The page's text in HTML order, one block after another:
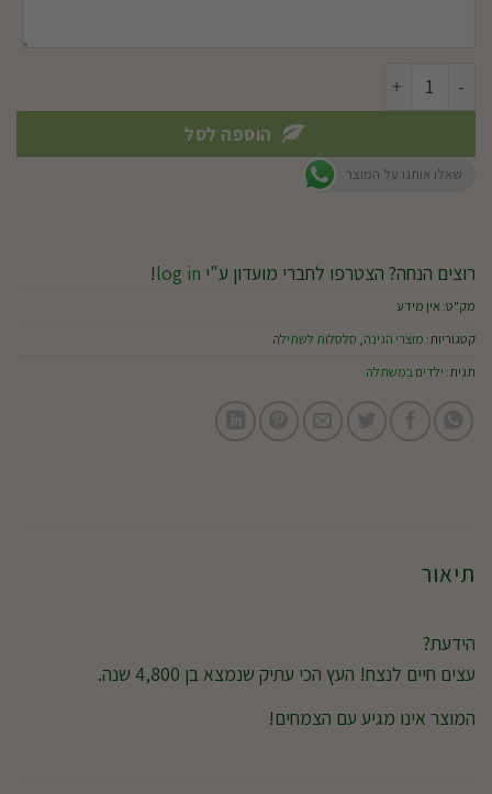
כמות של סלסלת עץ עגולה
הוספה לסל
שאלו אותנו על המוצר
רוצים הנחה? הצטרפו לחברי מועדון ע"י log in
!
מק"ט: אין מידע
קטגוריות: מוצרי הגינה, סלסלות לשתילה
תגית: ילדים במשתלה
תיאור
הידעת?
עצים חיים לנצח! העץ הכי עתיק שנמצא בן 4,800 שנה.
המוצר אינו מגיע עם הצמחים!